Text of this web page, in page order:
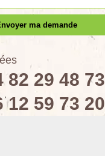
82 29 48 73
12 59 73 20